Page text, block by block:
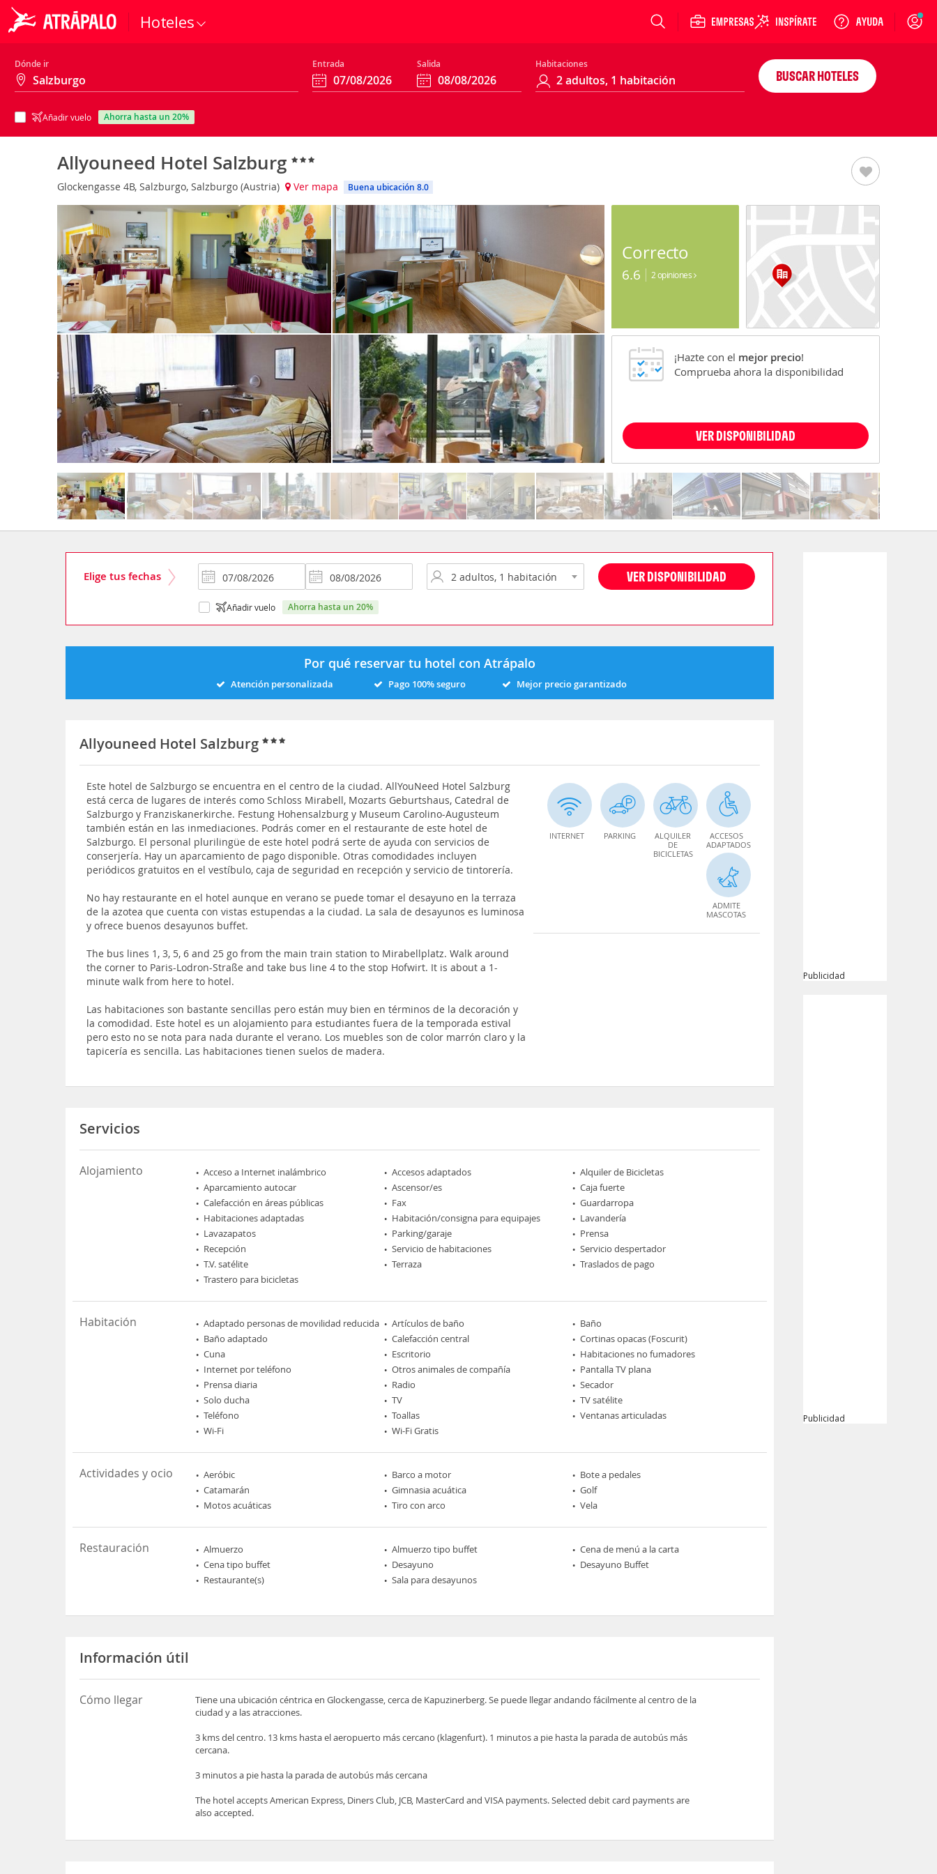
Hoteles Login
Dónde ir Entrada Salida Habitaciones
Añadir vuelo ahorra hasta un 20%
BUSCAR HOTELES
Allyouneed Hotel Salzburg
Glockengasse 4B, Salzburgo, Salzburgo (Austria) Ver mapa Buena ubicación 8.0
Correcto
6.6 2 opiniones
¡Hazte con el mejor precio!
Comprueba ahora la disponibilidad
VER DISPONIBILIDAD
Elige tus fechas VER DISPONIBILIDAD
Añadir vuelo ahorra hasta un 20%
Por qué reservar tu hotel con Atrápalo
Atención personalizada Pago 100% seguro Mejor precio garantizado
Allyouneed Hotel Salzburg
Este hotel de Salzburgo se encuentra en el centro de la ciudad. AllYouNeed Hotel Salzburg
está cerca de lugares de interés como Schloss Mirabell, Mozarts Geburtshaus, Catedral de
Salzburgo y Franziskanerkirche. Festung Hohensalzburg y Museum Carolino-Augusteum
también están en las inmediaciones. Podrás comer en el restaurante de este hotel de
Salzburgo. El personal plurilingüe de este hotel podrá serte de ayuda con servicios de
conserjería. Hay un aparcamiento de pago disponible. Otras comodidades incluyen
periódicos gratuitos en el vestíbulo, caja de seguridad en recepción y servicio de tintorería.
No hay restaurante en el hotel aunque en verano se puede tomar el desayuno en la terraza
de la azotea que cuenta con vistas estupendas a la ciudad. La sala de desayunos es luminosa
y ofrece buenos desayunos buffet.
The bus lines 1, 3, 5, 6 and 25 go from the main train station to Mirabellplatz. Walk around
the corner to Paris-Lodron-Straße and take bus line 4 to the stop Hofwirt. It is about a 1-
minute walk from here to hotel.
Las habitaciones son bastante sencillas pero están muy bien en términos de la decoración y
la comodidad. Este hotel es un alojamiento para estudiantes fuera de la temporada estival
pero esto no se nota para nada durante el verano. Los muebles son de color marrón claro y la
tapicería es sencilla. Las habitaciones tienen suelos de madera.
INTERNET PARKING
ALQUILER
DE
BICICLETAS
ACCESOS
ADAPTADOS
ADMITE
MASCOTAS
Servicios
Alojamiento Acceso a Internet inalámbrico Accesos adaptados
Alquiler de Bicicletas
Aparcamiento autocar
Ascensor/es
Caja fuerte
Calefacción en áreas públicas
Fax
Guardarropa
Habitaciones adaptadas
Habitación/consigna para equipajes
Lavandería
Lavazapatos
Parking/garaje
Prensa
Recepción
Servicio de habitaciones
Servicio despertador
T.V. satélite
Terraza
Traslados de pago
Trastero para bicicletas
Habitación Adaptado personas de movilidad reducida Artículos de baño
Baño
Baño adaptado
Calefacción central
Cortinas opacas (Foscurit)
Cuna
Escritorio
Habitaciones no fumadores
Internet por teléfono
Otros animales de compañía
Pantalla TV plana
Prensa diaria
Radio
Secador
Solo ducha
TV
TV satélite
Teléfono
Toallas
Ventanas articuladas
Wi-Fi
Wi-Fi Gratis
Actividades y ocio Aeróbic Barco a motor
Bote a pedales
Catamarán
Gimnasia acuática
Golf
Motos acuáticas
Tiro con arco Vela
Restauración Almuerzo Almuerzo tipo buffet
Cena de menú a la carta
Cena tipo buffet
Desayuno
Desayuno Buffet
Restaurante(s)
Sala para desayunos
Información útil
Cómo llegar
Tiene una ubicación céntrica en Glockengasse, cerca de Kapuzinerberg. Se puede llegar andando fácilmente al centro de la
ciudad y a las atracciones.
3 kms del centro. 13 kms hasta el aeropuerto más cercano (klagenfurt). 1 minutos a pie hasta la parada de autobús más
cercana.
3 minutos a pie hasta la parada de autobús más cercana
The hotel accepts American Express, Diners Club, JCB, MasterCard and VISA payments. Selected debit card payments are
also accepted.
Publicidad
Publicidad